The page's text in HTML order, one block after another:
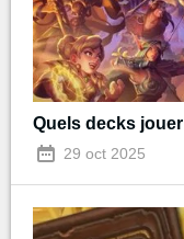
Quels decks
29 oct 2025